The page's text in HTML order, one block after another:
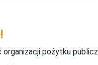
pożytku